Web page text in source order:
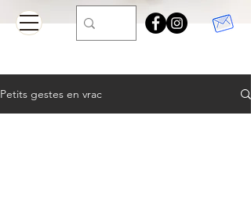
Petits gestes en vrac